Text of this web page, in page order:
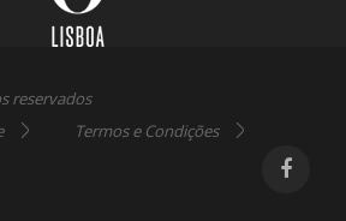
reservados
Termos e Condições